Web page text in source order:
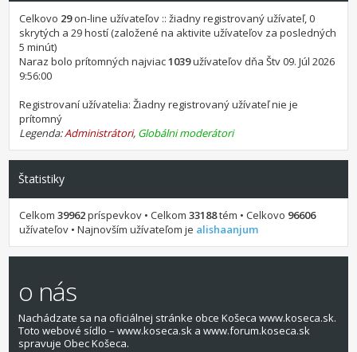
Celkovo 29on-line užívateľov :: žiadny registrovaný užívateľ, 0
skrytých a 29 hostí (založené na aktivite užívateľov za posledných
5 minút)
Naraz bolo prítomných najviac1039užívateľov dňa Štv 09. Júl 2026
9:56:00
Registrovaní užívatelia: Žiadny registrovaný užívateľ nie je
prítomný
Legenda:Administrátori, Globálni moderátori
Štatistiky
Celkom39962príspevkov • Celkom33188tém • Celkovo 96606
užívateľov • Najnovším užívateľom je alishaanjum
o nás
Nachádzate sa na oficiálnej stránke obce Košeca www.koseca.sk.
Toto webové sídlo – www.koseca.sk a www.forum.koseca.sk
spravuje Obec Košeca.